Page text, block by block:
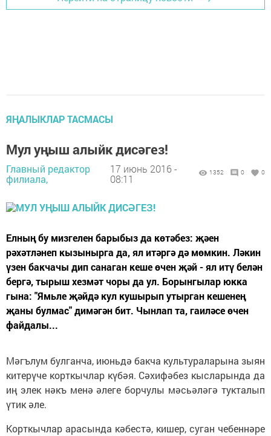
ЯҢАЛЫКЛАР ТАСМАСЫ
Мул уңыш алыйк дисәгез!
Главный редактор
филиала,
17 июнь 2016 -
08:11
1352 0 0
Елның бу мизгелен барыбыз да көтәбез: җәен
рәхәтләнеп кызынырга да, ял итәргә дә мөмкин. Ләкин
үзен бакчачы дип санаган кеше өчен җәй - ял итү белән
бергә, тырыш хезмәт чоры да ул. Борынгылар юкка
гына: "Ямьле җәйдә кул кушырып утырган кешенең
җаны булмас" димәгән бит. Чынлап та, гаиләсе өчен
файдалы...
Мәгълум булганча, июньдә бакча культураларына зыян
китерүче корткычлар күбәя. Сәхифәбез кысларында да
иң элек нәкъ менә әлеге борчулы мәсьәләгә тукталып
үтик әле.
Корткычлар арасында кәбестә, кишер, суган чебеннәре